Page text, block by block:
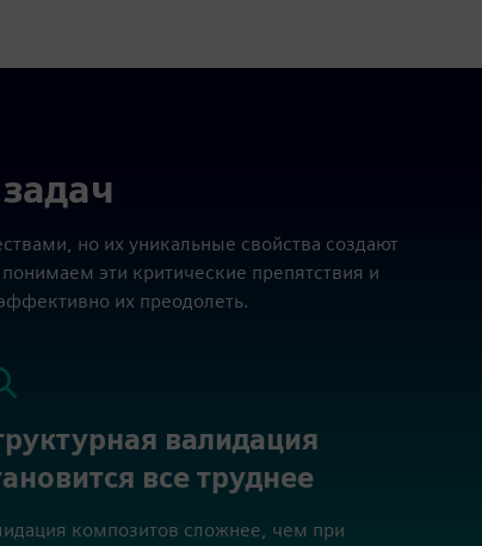
но их уникальные свойства создают
эти критические препятствия и
их преодолеть.
валидация
все труднее
композитов сложнее, чем при